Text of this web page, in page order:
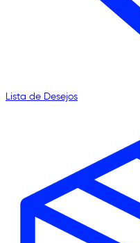
Lista de Desejos